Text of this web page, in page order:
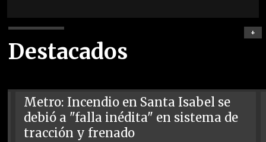
Destacados
+
Metro: Incendio en Santa Isabel se
debió a "falla inédita" en sistema de
tracción y frenado